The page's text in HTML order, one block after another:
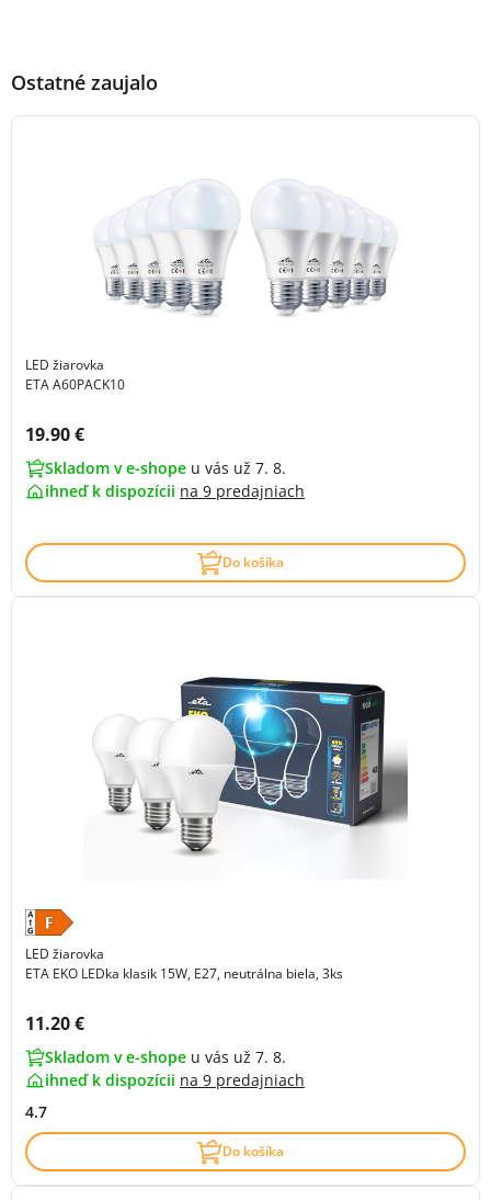
Ostatné zaujalo
LED žiarovka
ETA A60PACK10
Cena s DPH:
19.90 €
Skladom v e-shope u vás už 7. 8.
ihneď k dispozícii na 9 predajniach
Do košíka
LED žiarovka
ETA EKO LEDka klasik 15W, E27, neutrálna biela, 3ks
Cena s DPH:
11.20 €
Skladom v e-shope u vás už 7. 8.
ihneď k dispozícii na 9 predajniach
4.7
Do košíka